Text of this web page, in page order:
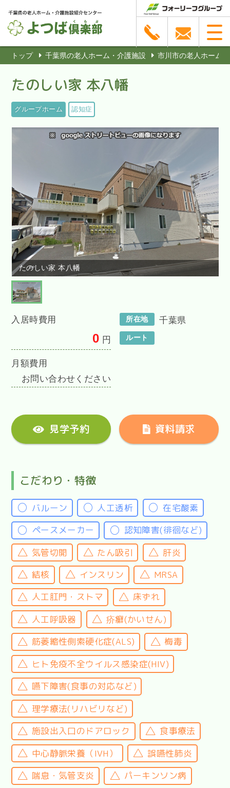
トップ 千葉県の老人ホーム・介護施設 市川市の老人ホーム
たのしい家 本八幡
グループホーム 認知症
たのしい家 本八幡
入居時費用
0 円
月額費用
お問い合わせください
所在地 千葉県
ルート
見学予約 資料請求
こだわり・特徴
バルーン 人工透析
在宅酸素
ペースメーカー
認知障害(徘徊など)
気管切開
たん吸引
肝炎
結核
インスリン
MRSA
人工肛門・ストマ
床ずれ
人工呼吸器
疥癬(かいせん)
筋萎縮性側索硬化症(ALS)
梅毒
ヒト免疫不全ウイルス感染症(HIV)
嚥下障害(食事の対応など)
理学療法(リハビリなど)
施設出入口のドアロック
食事療法
中心静脈栄養（IVH）
誤嚥性肺炎
喘息・気管支炎
パーキンソン病